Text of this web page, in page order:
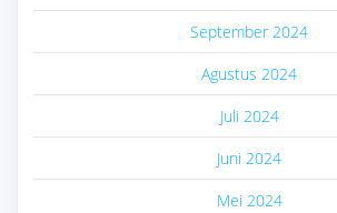
September 2024
Agustus 2024
Juli 2024
Juni 2024
Mei 2024